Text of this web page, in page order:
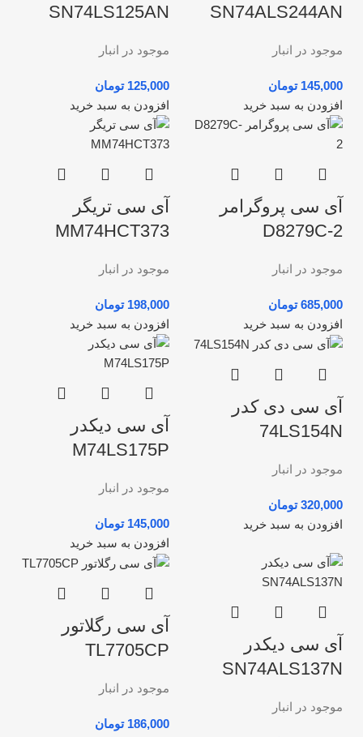
SN74ALS244AN
موجود در انبار
تومان
افزودن به سبد خرید
SN74LS125AN
موجود در انبار
تومان
افزودن به سبد خرید
آی سی پروگرامر
D8279C-2
موجود در انبار
تومان
افزودن به سبد خرید
آی سی تریگر
MM74HCT373
موجود در انبار
تومان
افزودن به سبد خرید
آی سی دی کدر
74LS154N
موجود در انبار
تومان
افزودن به سبد خرید
آی سی دیکدر
M74LS175P
موجود در انبار
تومان
افزودن به سبد خرید
آی سی دیکدر
SN74ALS137N
موجود در انبار
آی سی رگلاتور
TL7705CP
موجود در انبار
تومان